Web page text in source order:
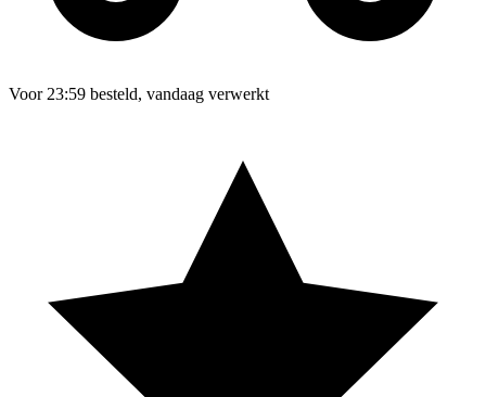
Voor 23:59 besteld, vandaag verwerkt